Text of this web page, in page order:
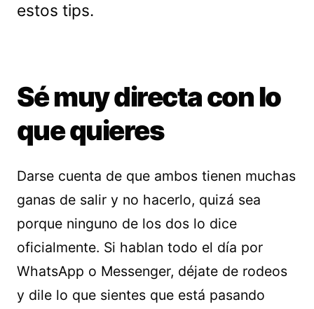
estos tips.
Sé muy directa con lo
que quieres
Darse cuenta de que ambos tienen muchas
ganas de salir y no hacerlo, quizá sea
porque ninguno de los dos lo dice
oficialmente. Si hablan todo el día por
WhatsApp o Messenger, déjate de rodeos
y dile lo que sientes que está pasando